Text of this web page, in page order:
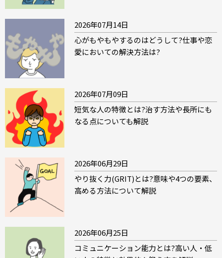
2026年07月14日
心がもやもやするのはどうして?仕事や恋
愛においての解決方法は?
2026年07月09日
短気な人の特徴とは?治す方法や長所にも
なる点についても解説
2026年06月29日
やり抜く力(GRIT)とは?意味や4つの要素、
高める方法について解説
2026年06月25日
コミュニケーション能力とは?高い人・低